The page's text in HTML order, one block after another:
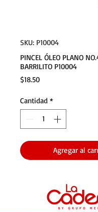
SKU: P10004
PINCEL ÓLEO PLANO
BARRILITO P10004
$18.50Precio
Cantidad *
Agregar al